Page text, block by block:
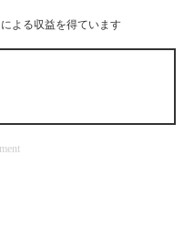
よる収益を得ています